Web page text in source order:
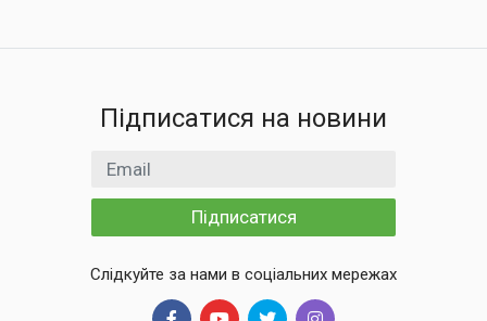
Підписатися на новини
Email
Підписатися
Слідкуйте за нами в соціальних мережах